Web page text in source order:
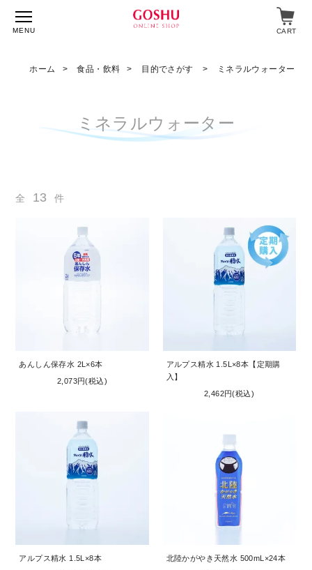
スキンケア
マイページ ログイン
ショップガイド よくあるご質問
メルマガ登録
MENU CART
ホーム 食品・飲料 目的でさがす ミネラルウォーター
ミネラルウォーター
全 13 件
あんしん保存水 2L×6本
2,073円(税込)
アルプス精水 1.5L×8本【定期購
入】
2,462円(税込)
アルプス精水 1.5L×8本
北陸かがやき天然水 500mL×24本